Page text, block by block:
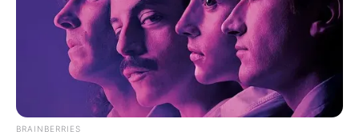
BRAINBERRIES